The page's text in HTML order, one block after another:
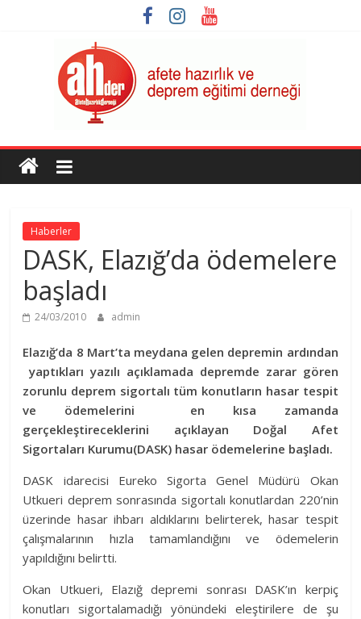
AHDER
Afete
ve
Deprem
Eğitimi
Derneği
Haberler
DASK, Elazığ’da ödemelere
başladı
24/03/2010 admin
Elazığ’da 8 Mart’ta meydana gelen depremin ardından
yaptıkları yazılı açıklamada depremde zarar gören
zorunlu deprem sigortalı tüm konutların hasar tespit
ve ödemelerini en kısa zamanda
gerçekleştireceklerini açıklayan Doğal Afet
Sigortaları Kurumu(DASK) hasar ödemelerine başladı.
DASK idarecisi Eureko Sigorta Genel Müdürü Okan
Utkueri deprem sonrasında sigortalı konutlardan 220’nin
üzerinde hasar ihbarı aldıklarını belirterek, hasar tespit
çalışmalarının hızla tamamlandığını ve ödemelerin
yapıldığını belirtti.
Okan Utkueri, Elazığ depremi sonrası DASK’ın kerpiç
konutları sigortalamadığı yönündeki eleştirilere de şu